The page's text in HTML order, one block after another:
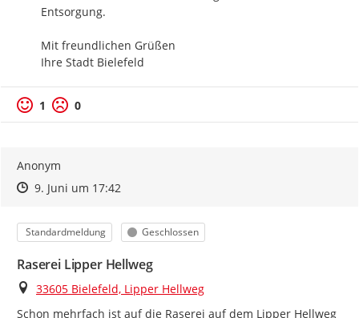
Entsorgung.
Mit freundlichen Grüßen
Ihre Stadt Bielefeld
1 0
Anonym
Zeitpunkt des Erstellens
Zeitpunkt des Erstellens
9. Juni um 17:42Zur Äußerung
Kategorie
Standardmeldung Status
Geschlossen
Raserei Lipper Hellweg
Ort
33605 Bielefeld, Lipper Hellweg
Schon mehrfach ist auf die Raserei auf dem Lipper Hellweg